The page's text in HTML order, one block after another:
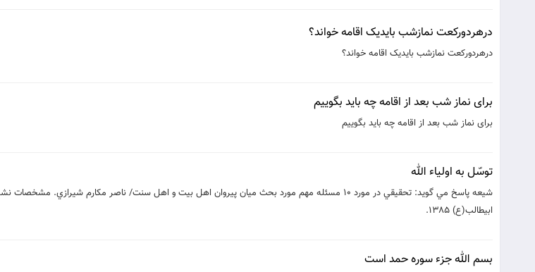
درهردورکعت نمازشب بایدیک اقامه خواند؟
درهردورکعت نمازشب بایدیک اقامه خواند؟
برای نماز شب بعد از اقامه چه باید بگوییم
برای نماز شب بعد از اقامه چه باید بگوییم
توسّل به اولياء الله
شيعه پاسخ مي گويد: تحقيقي در مورد 10 مسئله مهم مورد بحث ميان پيروان اهل بيت و اهل سنت/ ناصر مكارم شيرازي.
ابيطالب(ع) 1385.‮ ‮
بسم الله جزء سوره حمد است